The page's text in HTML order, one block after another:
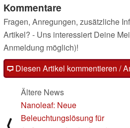
Kommentare
Fragen, Anregungen, zusätzliche
Artikel? - Uns interessiert Deine
Anmeldung möglich)!
Diesen Artikel kommentieren /
Ältere News
Nanoleaf: Neue
Beleuchtungslösung für